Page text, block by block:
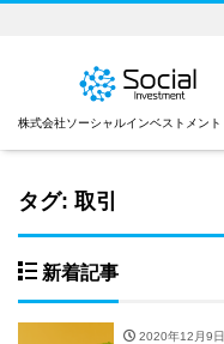
株式会社ソーシャルインベストメント
タグ: 取引
新着記事
2020年12月9日